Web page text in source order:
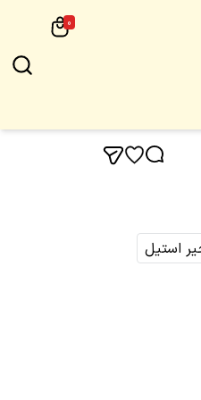
0
استیل